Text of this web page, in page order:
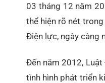
03 tháng 12 năm
thể hiện rõ nét
Điện lực, ngày càng
Đến năm 2012,
tình hình phát triển